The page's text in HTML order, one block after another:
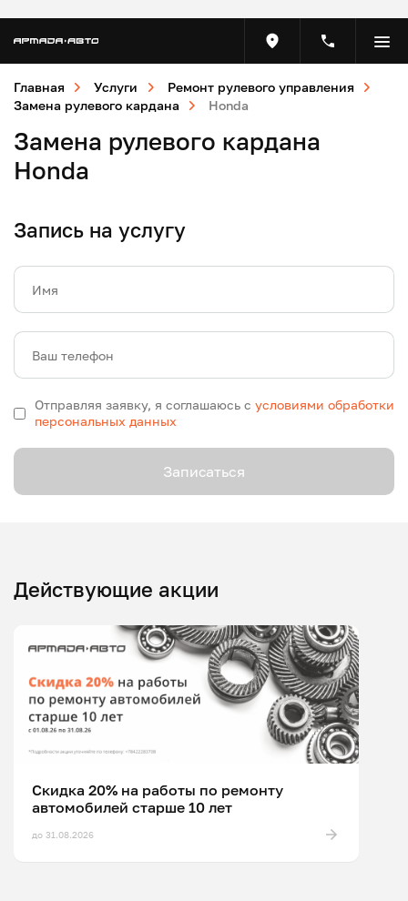
Главная Услуги
Ремонт рулевого управления
Замена рулевого кардана
Honda
Замена рулевого кардана
Honda
Запись на услугу
Имя
Ваш телефон
Отправляя заявку, я соглашаюсь с условиями обработки
персональных данных
Записаться
Действующие акции
Скидка 20% на работы по ремонту
автомобилей старше 10 лет
до 31.08.2026